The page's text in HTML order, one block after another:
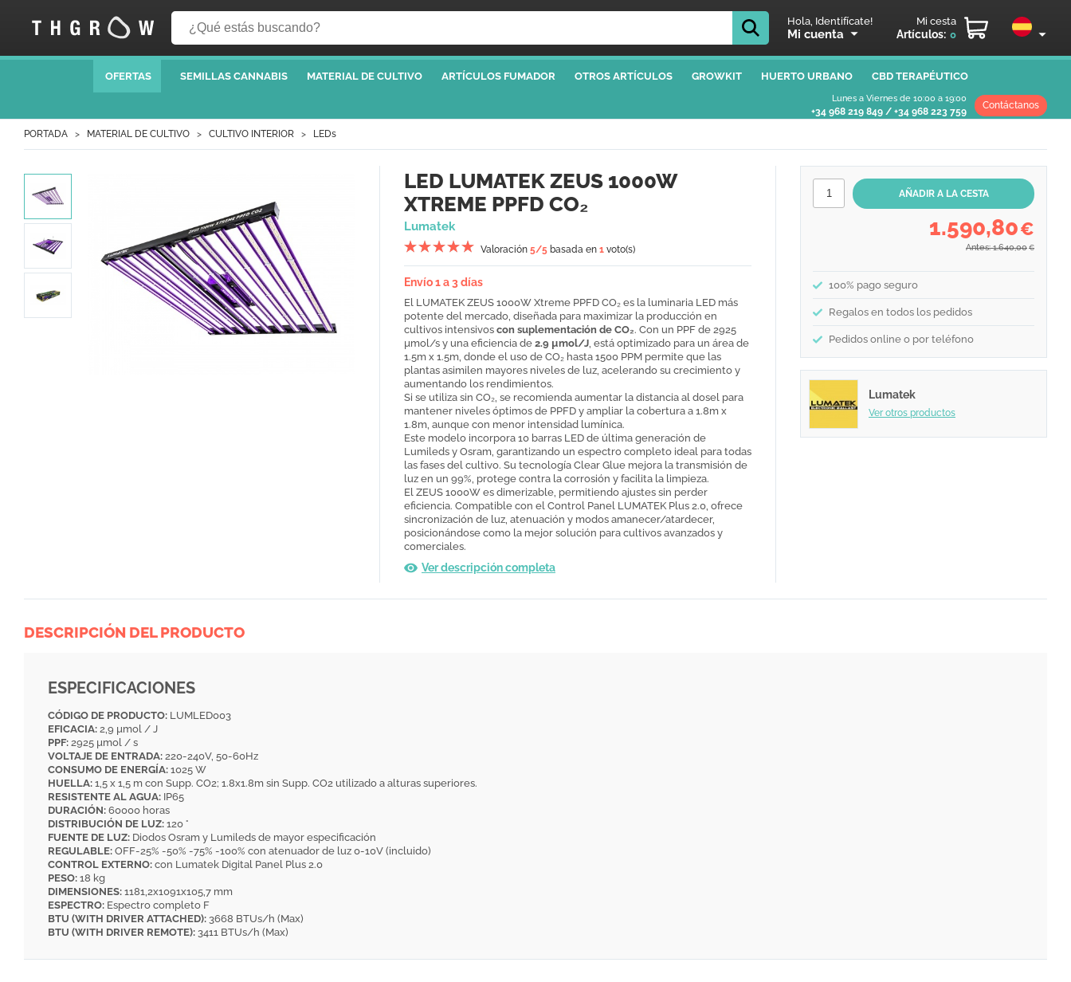
Hola, Identifícate!
Mi cuenta
Mi cesta
Artículos: 0
OFERTAS SEMILLAS CANNABIS MATERIAL DE CULTIVO ARTÍCULOS FUMADOR OTROS ARTÍCULOS GROWKIT HUERTO URBANO CBD TERAPÉUTICO
Lunes a Viernes de 10:00 a 19:00
+34 968 219 849 / +34 968 223 759
Contáctanos
PORTADA MATERIAL DE CULTIVO CULTIVO INTERIOR LEDs
LED LUMATEK ZEUS 1000W
XTREME PPFD CO₂
Lumatek
Valoración 5/5 basada en 1 voto(s)
Envío 1 a 3 días
El LUMATEK ZEUS 1000W Xtreme PPFD CO₂ es la luminaria LED más
potente del mercado, diseñada para maximizar la producción en
cultivos intensivos con suplementación de CO₂. Con un PPF de 2925
µmol/s y una eficiencia de 2.9 µmol/J, está optimizado para un área de
1.5m x 1.5m, donde el uso de CO₂ hasta 1500 PPM permite que las
plantas asimilen mayores niveles de luz, acelerando su crecimiento y
aumentando los rendimientos.
Si se utiliza sin CO₂, se recomienda aumentar la distancia al dosel para
mantener niveles óptimos de PPFD y ampliar la cobertura a 1.8m x
1.8m, aunque con menor intensidad lumínica.
Este modelo incorpora 10 barras LED de última generación de
Lumileds y Osram, garantizando un espectro completo ideal para todas
las fases del cultivo. Su tecnología Clear Glue mejora la transmisión de
luz en un 99%, protege contra la corrosión y facilita la limpieza.
El ZEUS 1000W es dimerizable, permitiendo ajustes sin perder
eficiencia. Compatible con el Control Panel LUMATEK Plus 2.0, ofrece
sincronización de luz, atenuación y modos amanecer/atardecer,
posicionándose como la mejor solución para cultivos avanzados y
comerciales.
Ver descripción completa
1.590,80€
Antes: 1.640,00 €
100% pago seguro
Regalos en todos los pedidos
Pedidos online o por teléfono
Lumatek
Ver otros productos
DESCRIPCIÓN DEL PRODUCTO
ESPECIFICACIONES
CÓDIGO DE PRODUCTO: LUMLED003
EFICACIA: 2,9 µmol / J
PPF: 2925 µmol / s
VOLTAJE DE ENTRADA: 220-240V, 50-60Hz
CONSUMO DE ENERGÍA: 1025 W
HUELLA: 1,5 x 1,5 m con Supp. CO2; 1.8x1.8m sin Supp. CO2 utilizado a alturas superiores.
RESISTENTE AL AGUA: IP65
DURACIÓN: 60000 horas
DISTRIBUCIÓN DE LUZ: 120 °
FUENTE DE LUZ: Diodos Osram y Lumileds de mayor especificación
REGULABLE: OFF-25% -50% -75% -100% con atenuador de luz 0-10V (incluido)
CONTROL EXTERNO: con Lumatek Digital Panel Plus 2.0
PESO: 18 kg
DIMENSIONES: 1181,2x1091x105,7 mm
ESPECTRO: Espectro completo F
BTU (WITH DRIVER ATTACHED): 3668 BTUs/h (Max)
BTU (WITH DRIVER REMOTE): 3411 BTUs/h (Max)